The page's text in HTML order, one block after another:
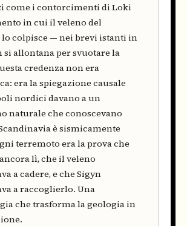
come i contorcimenti di Loki
in cui il veleno del
lo colpisce — nei brevi istanti in
si allontana per svuotare la
credenza non era
era la spiegazione causale
nordici davano a un
naturale che conoscevano
è sismicamente
terremoto era la prova che
lì, che il veleno
a cadere, e che Sigyn
a raccoglierlo. Una
che trasforma la geologia in